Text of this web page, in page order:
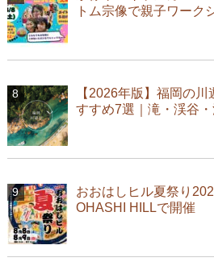
トム宗像で親子ワーク
【2026年版】福岡の
すすめ7選｜滝・渓谷
おおはしヒル夏祭り
OHASHI HILLで開催